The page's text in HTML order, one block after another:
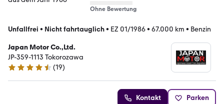
Ohne Bewertung
Unfallfrei • Nicht fahrtauglich• EZ 01/1986• 67.000 km • Benzin
Japan Motor Co.,Ltd.
JP-359-1113 Tokorozawa
4.3 Sterne
(19)
Kontakt Parken